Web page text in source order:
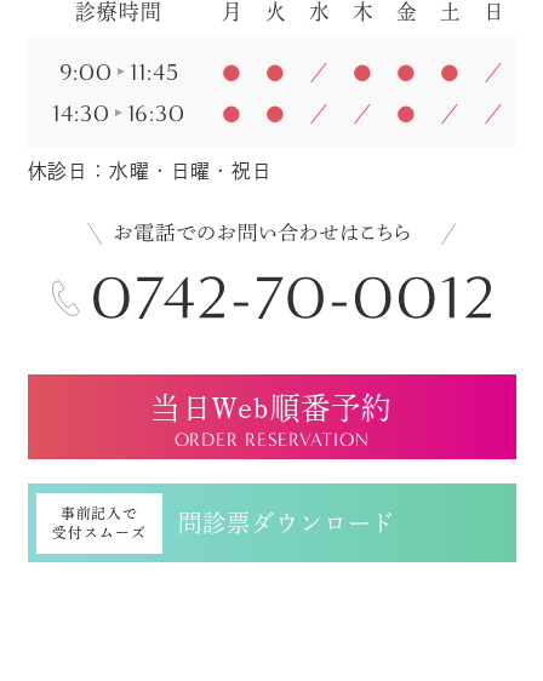
診療時間 月 火 水 木 金 土 日
9:00 11:45 ● ● ／ ● ● ● ／
14:30 16:30 ● ● ／ ／ ● ／ ／
休診日：水曜・日曜・祝日
当日Web順番予約
ORDER RESERVATION
事前記入で
受付スムーズ
問診票ダウンロード